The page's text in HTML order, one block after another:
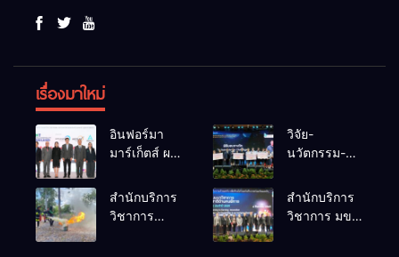
เรื่องมาใหม่
อินฟอร์มา
มาร์เก็ตส์ ผนึก
ธุรกิจท่อง
เที่ยว-บริการ
วิจัย-
นวัตกรรม-
คือโอกาสใหม่
ของคนพิการ
สำนักบริการ
วิชาการ
สำนักบริการ
วิชาการ มข.